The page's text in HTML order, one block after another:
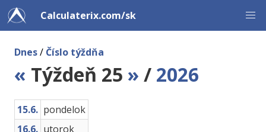
Calculaterix.com/sk
Dnes/ Číslo týždňa
« Týždeň 25 » / 2026
15.6. pondelok
16.6. utorok